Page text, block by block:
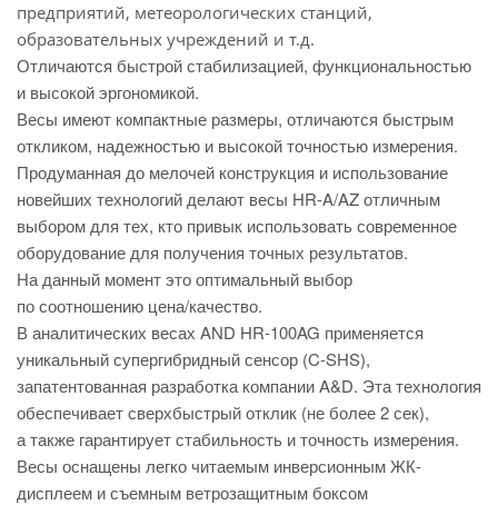
предприятий, метеорологических станций,
образовательных учреждений и т.д.
Отличаются быстрой стабилизацией, функциональностью
и высокой эргономикой.
Весы имеют компактные размеры, отличаются быстрым
откликом, надежностью и высокой точностью измерения.
Продуманная до мелочей конструкция и использование
новейших технологий делают весы HR-A/AZ отличным
выбором для тех, кто привык использовать современное
оборудование для получения точных результатов.
На данный момент это оптимальный выбор
по соотношению цена/качество.
В аналитических весах AND HR-100AG применяется
уникальный супергибридный сенсор (C-SHS),
запатентованная разработка компании A&D. Эта технология
обеспечивает сверхбыстрый отклик (не более 2 сек),
а также гарантирует стабильность и точность измерения.
Весы оснащены легко читаемым инверсионным ЖК-
дисплеем и съемным ветрозащитным боксом